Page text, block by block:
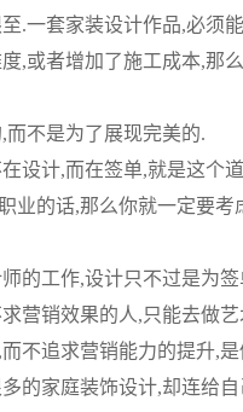
套家装设计作品,必须
,或者增加了施工成本,那
不是为了展现完美的.
计,而在签单,就是这个
的话,那么你就一定要考
工作,设计只不过是为签
销效果的人,只能去做艺
追求营销能力的提升,是
家庭装饰设计,却连给自